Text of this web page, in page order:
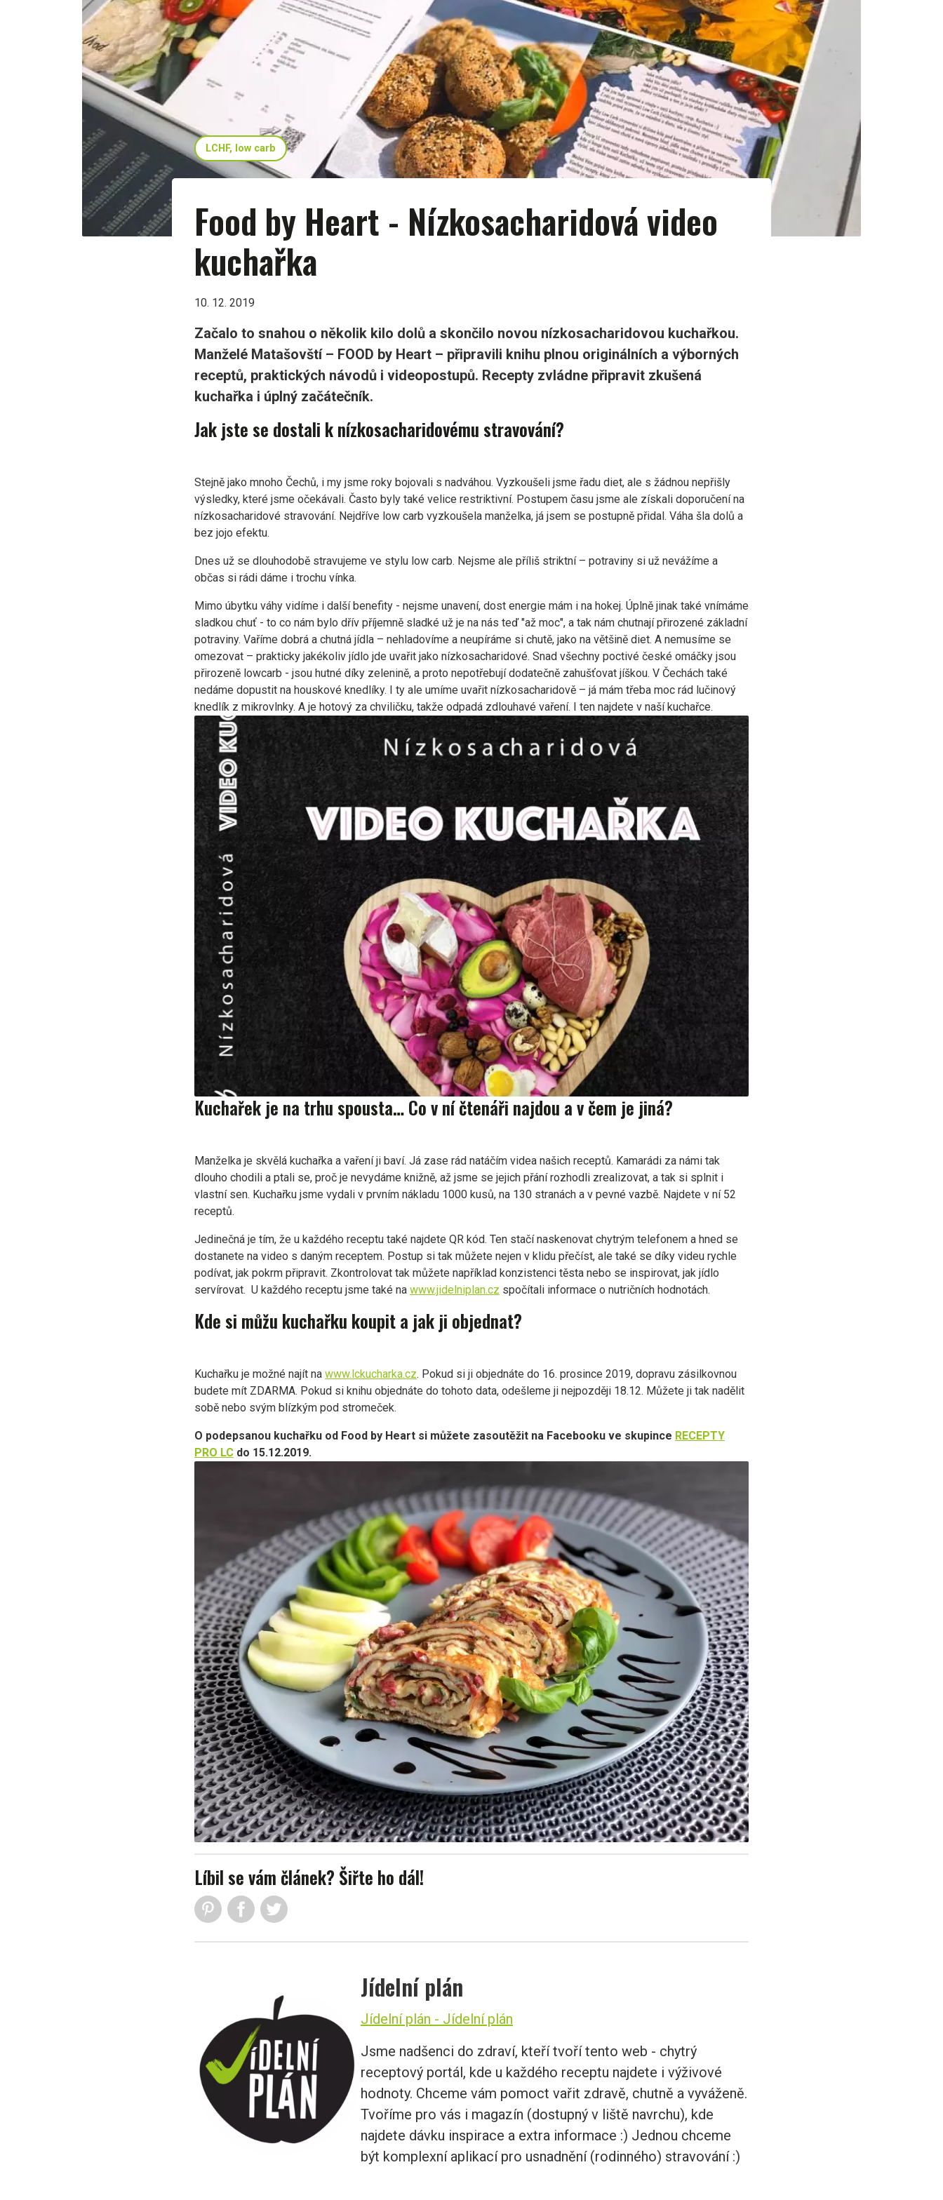
LCHF, low carb
Food by Heart - Nízkosacharidová video
kuchařka
10. 12. 2019
Začalo to snahou o několik kilo dolů a skončilo novou nízkosacharidovou kuchařkou.
Manželé Matašovští – FOOD by Heart – připravili knihu plnou originálních a výborných
receptů, praktických návodů i videopostupů. Recepty zvládne připravit zkušená
kuchařka i úplný začátečník.
Jak jste se dostali k nízkosacharidovému stravování?
Stejně jako mnoho Čechů, i my jsme roky bojovali s nadváhou. Vyzkoušeli jsme řadu diet, ale s žádnou nepřišly
výsledky, které jsme očekávali. Často byly také velice restriktivní. Postupem času jsme ale získali doporučení na
nízkosacharidové stravování. Nejdříve low carb vyzkoušela manželka, já jsem se postupně přidal. Váha šla dolů a
bez jojo efektu.
Dnes už se dlouhodobě stravujeme ve stylu low carb. Nejsme ale příliš striktní – potraviny si už nevážíme a
občas si rádi dáme i trochu vínka.
Mimo úbytku váhy vidíme i další benefity - nejsme unavení, dost energie mám i na hokej. Úplně jinak také vnímáme
sladkou chuť - to co nám bylo dřív příjemně sladké už je na nás teď "až moc", a tak nám chutnají přirozené základní
potraviny. Vaříme dobrá a chutná jídla – nehladovíme a neupíráme si chutě, jako na většině diet. A nemusíme se
omezovat – prakticky jakékoliv jídlo jde uvařit jako nízkosacharidové. Snad všechny poctivé české omáčky jsou
přirozeně lowcarb - jsou hutné díky zelenině, a proto nepotřebují dodatečně zahušťovat jíškou. V Čechách také
nedáme dopustit na houskové knedlíky. I ty ale umíme uvařit nízkosacharidově – já mám třeba moc rád lučinový
knedlík z mikrovlnky. A je hotový za chviličku, takže odpadá zdlouhavé vaření. I ten najdete v naší kuchařce.
Kuchařek je na trhu spousta… Co v ní čtenáři najdou a v čem je jiná?
Manželka je skvělá kuchařka a vaření ji baví. Já zase rád natáčím videa našich receptů. Kamarádi za námi tak
dlouho chodili a ptali se, proč je nevydáme knižně, až jsme se jejich přání rozhodli zrealizovat, a tak si splnit i
vlastní sen. Kuchařku jsme vydali v prvním nákladu 1000 kusů, na 130 stranách a v pevné vazbě. Najdete v ní 52
receptů.
Jedinečná je tím, že u každého receptu také najdete QR kód. Ten stačí naskenovat chytrým telefonem a hned se
dostanete na video s daným receptem. Postup si tak můžete nejen v klidu přečíst, ale také se díky videu rychle
podívat, jak pokrm připravit. Zkontrolovat tak můžete například konzistenci těsta nebo se inspirovat, jak jídlo
servírovat. U každého receptu jsme také na www.jidelniplan.cz spočítali informace o nutričních hodnotách.
Kde si můžu kuchařku koupit a jak ji objednat?
Kuchařku je možné najít na www.lckucharka.cz. Pokud si ji objednáte do 16. prosince 2019, dopravu zásilkovnou
budete mít ZDARMA. Pokud si knihu objednáte do tohoto data, odešleme ji nejpozději 18.12. Můžete ji tak nadělit
sobě nebo svým blízkým pod stromeček.
O podepsanou kuchařku od Food by Heart si můžete zasoutěžit na Facebooku ve skupince RECEPTY
PRO LC do 15.12.2019.
Líbil se vám článek? Šiřte ho dál!
Jídelní plán
Jídelní plán - Jídelní plán
Jsme nadšenci do zdraví, kteří tvoří tento web - chytrý
receptový portál, kde u každého receptu najdete i výživové
hodnoty. Chceme vám pomoct vařit zdravě, chutně a vyváženě.
Tvoříme pro vás i magazín (dostupný v liště navrchu), kde
najdete dávku inspirace a extra informace :) Jednou chceme
být komplexní aplikací pro usnadnění (rodinného) stravování :)